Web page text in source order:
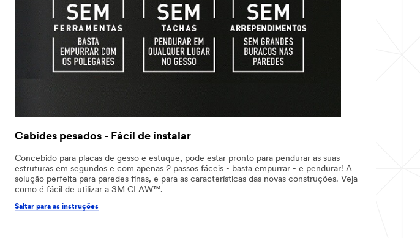
Cabides pesados - Fácil de instalar
Concebido para placas de gesso e estuque, pode estar pronto para pendurar as suas
estruturas em segundos e com apenas 2 passos fáceis - basta empurrar - e pendurar! A
solução perfeita para paredes finas, e para as características das novas construções. Veja
como é fácil de utilizar a 3M CLAW™.
Saltar para as instruções